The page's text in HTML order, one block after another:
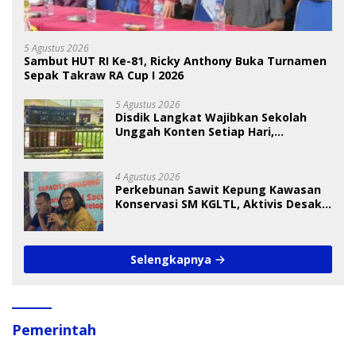
5 Agustus 2026
Sambut HUT RI Ke-81, Ricky Anthony Buka Turnamen
Sepak Takraw RA Cup I 2026
5 Agustus 2026
Disdik Langkat Wajibkan Sekolah
Unggah Konten Setiap Hari,
4 Agustus 2026
Perkebunan Sawit Kepung Kawasan
Konservasi SM KGLTL, Aktivis Desak
Selengkapnya
Pemerintah